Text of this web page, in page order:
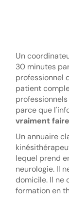
Un
30 minutes
professionnel
patient
parce que
vraiment faire
Un annuaire
lequel prend
neurologie. Il
domicile. Il ne
formation en